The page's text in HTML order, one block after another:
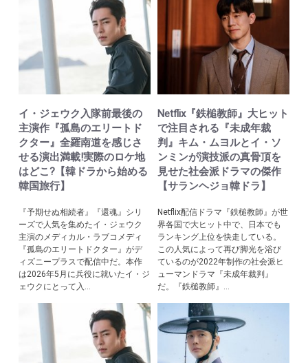
イ・ジェウク入隊前最後の
主演作『孤島のエリートド
クター』全羅南道を感じさ
せる演出満載!実際のロケ地
はどこ?【韓ドラから始める
韓国旅行】
『予期せぬ相続者』『還魂』シリ
ーズで人気を集めたイ・ジェウク
主演のメディカル・ラブコメディ
『孤島のエリートドクター』がデ
ィズニープラスで配信中だ。本作
は2026年5月に兵役に就いたイ・ジ
ェウクにとって入...
Netflix『鉄槌教師』大ヒット
で注目される『未成年裁
判』キム・ムヨルとイ・ソ
ンミンが演技派の真骨頂を
見せた社会派ドラマの傑作
【サランヘジョ韓ドラ】
Netflix配信ドラマ『鉄槌教師』が世
界各国で大ヒット中で、日本でも
ランキング上位を快走している。
この人気によって再び脚光を浴び
ているのが2022年制作の社会派ヒ
ューマンドラマ『未成年裁判』
だ。『鉄槌教師』...